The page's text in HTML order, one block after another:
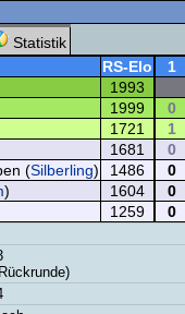
Statistik
RS-Elo
1
1993
1999
0
1721
1
1681
0
(Silberling) 1486
0
) 1604
0
1259 0